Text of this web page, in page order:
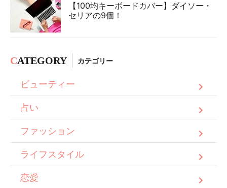
【100均キーボードカバー】ダイソー・
セリアの9個！
CATEGORY カテゴリー
ビューティー
占い
ファッション
ライフスタイル
恋愛